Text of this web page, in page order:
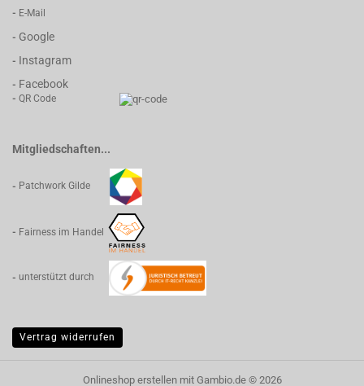
- E-Mail
- Google
- Instagram
- Facebook
- QR Code
Mitgliedschaften...
- Patchwork Gilde
- Fairness im Handel
- unterstützt durch
Vertrag widerrufen
Onlineshop erstellenmit Gambio.de © 2026